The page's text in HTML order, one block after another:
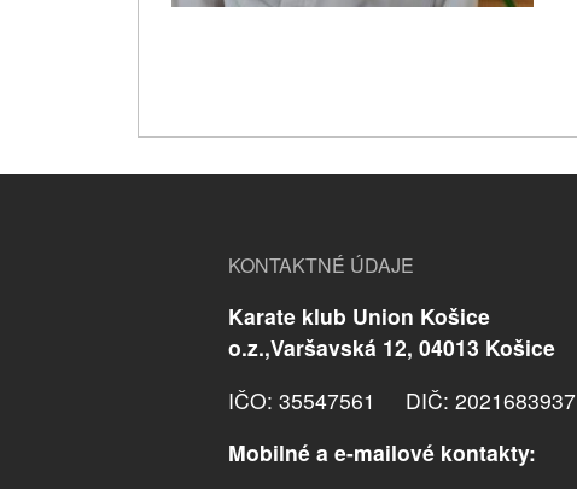
KONTAKTNÉ ÚDAJE
Karate klub Union Košice
o.z.,Varšavská 12, 04013 Košice
IČO: 35547561 DIČ: 2021683937
Mobilné a e-mailové kontakty: